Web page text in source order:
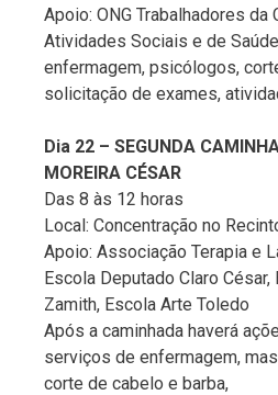
Apoio: ONG Trabalhadores da
Atividades Sociais e de
enfermagem, psicólogos,
solicitação de exames,
Dia 22 – SEGUNDA
MOREIRA CÉSAR
Das 8 às 12 horas
Local: Concentração no
Apoio: Associação Terapia e
Escola Deputado Claro César,
Zamith, Escola Arte Toledo
Após a caminhada haverá
serviços de enfermagem,
corte de cabelo e barba,